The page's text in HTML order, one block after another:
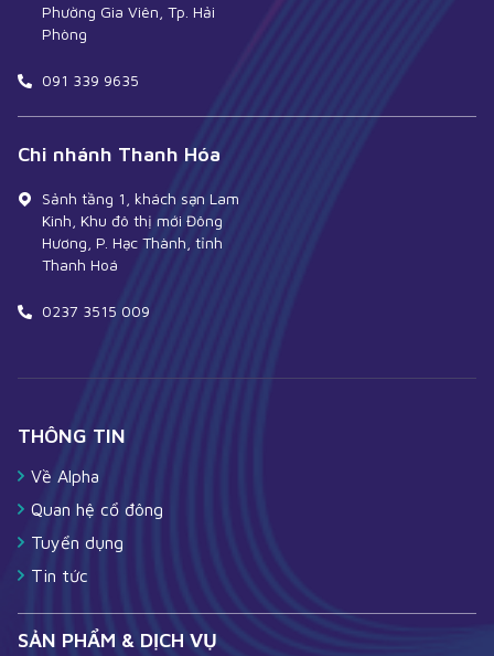
Phường Gia Viên, Tp. Hải
Phòng
091 339 9635
Chi nhánh Thanh Hóa
Sảnh tầng 1, khách sạn Lam
Kinh, Khu đô thị mới Đông
Hương, P. Hạc Thành, tỉnh
Thanh Hoá
0237 3515 009
THÔNG TIN
Về Alpha
Quan hệ cổ đông
Tuyển dụng
Tin tức
SẢN PHẨM & DỊCH VỤ